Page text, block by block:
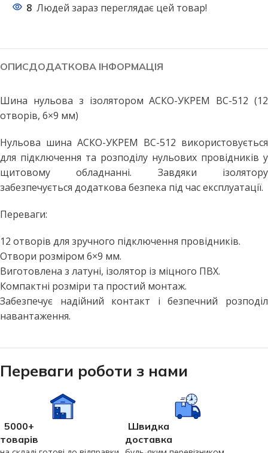
8 Людей зараз переглядає цей товар!
ОПИСДОДАТКОВА ІНФОРМАЦІЯ
Шина нульова з ізолятором АСКО-УКРЕМ BC-512 (12
отворів, 6×9 мм)
Нульова шина АСКО-УКРЕМ BC-512 використовується
для підключення та розподілу нульових провідників у
щитовому обладнанні. Завдяки ізолятору
забезпечується додаткова безпека під час експлуатації.
Переваги:
12 отворів для зручного підключення провідників.
Отвори розміром 6×9 мм.
Виготовлена з латуні, ізолятор із міцного ПВХ.
Компактні розміри та простий монтаж.
Забезпечує надійний контакт і безпечний розподіл
навантаження.
Переваги роботи з нами
5000+
товарів
Швидка
доставка